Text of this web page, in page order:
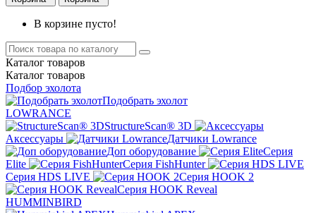
В корзине пусто!
Каталог товаров
Каталог товаров
Подбор эхолота
Подобрать эхолот
LOWRANCE
StructureScan® 3D
Аксессуары
Датчики Lowrance
Доп оборудование
Серия
Elite
Серия FishHunter
Серия HDS LIVE
Серия HOOK 2
Серия HOOK Reveal
HUMMINBIRD